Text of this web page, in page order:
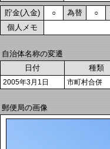
貯金(入金) ○ 為替 ○
個人メモ
自治体名称の変遷
日付
種類
2005年3月1日 市町村合併
郵便局の画像